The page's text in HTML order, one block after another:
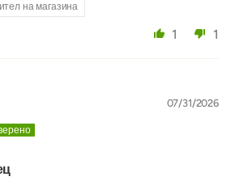
на магазина
1 1
07/31/2026